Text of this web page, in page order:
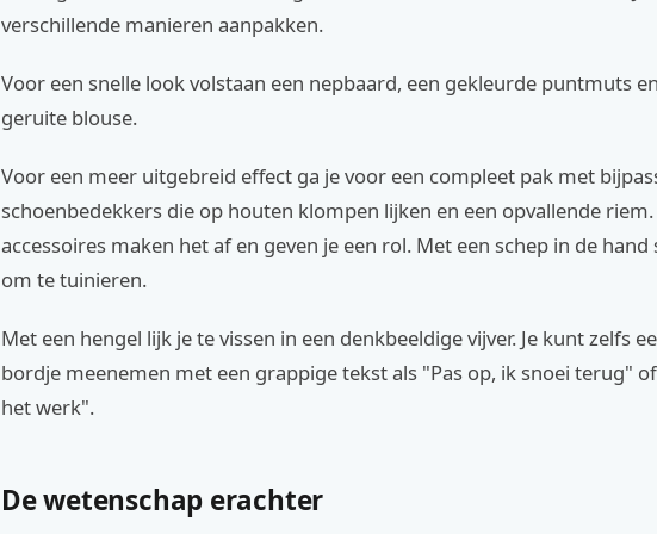
verschillende manieren aanpakken.
Voor een snelle look volstaan een nepbaard, een gekleurde puntmuts
geruite blouse.
Voor een meer uitgebreid effect ga je voor een compleet pak met
schoenbedekkers die op houten klompen lijken en een opvallende riem.
accessoires maken het af en geven je een rol. Met een schep in de hand
om te tuinieren.
Met een hengel lijk je te vissen in een denkbeeldige vijver. Je kunt zelfs
bordje meenemen met een grappige tekst als "Pas op, ik snoei terug"
het werk".
De wetenschap erachter